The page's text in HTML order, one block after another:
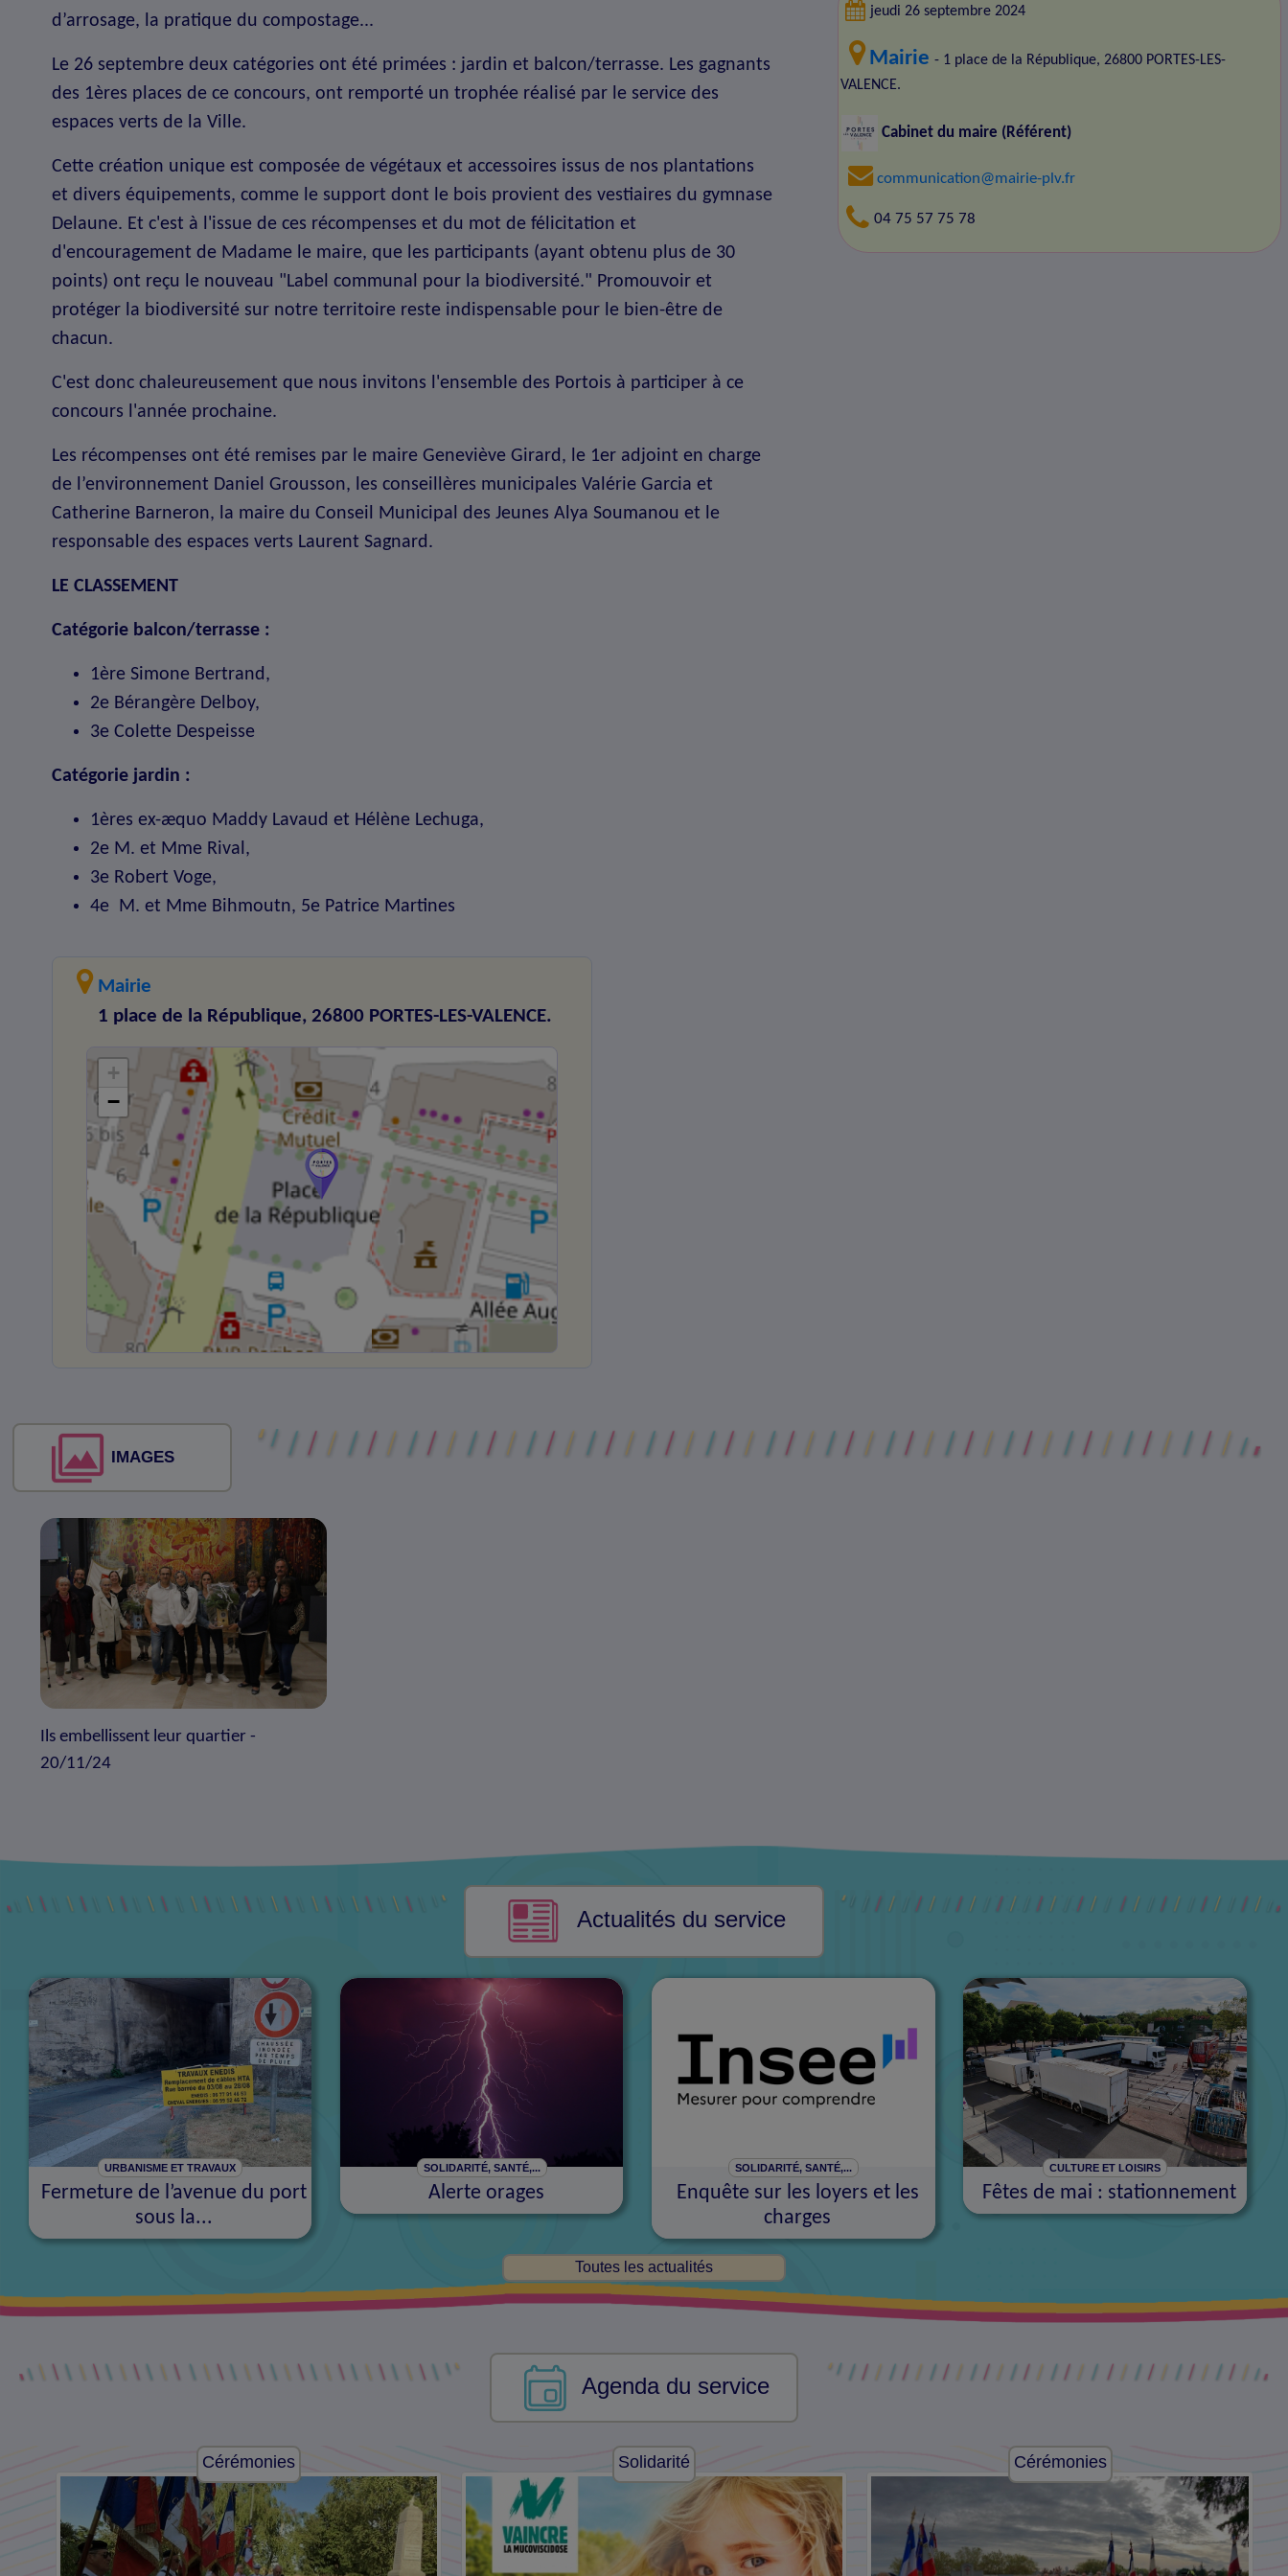
d’arrosage, la pratique du compostage...
Le 26 septembre deux catégories ont été primées : jardin et balcon/terrasse. Les gagnants
des 1ères places de ce concours, ont remporté un trophée réalisé par le service des
espaces verts de la Ville.
Cette création unique est composée de végétaux et accessoires issus de nos plantations
et divers équipements, comme le support dont le bois provient des vestiaires du gymnase
Delaune. Et c'est à l'issue de ces récompenses et du mot de félicitation et
d'encouragement de Madame le maire, que les participants (ayant obtenu plus de 30
points) ont reçu le nouveau "Label communal pour la biodiversité." Promouvoir et
protéger la biodiversité sur notre territoire reste indispensable pour le bien-être de
chacun.
C'est donc chaleureusement que nous invitons l'ensemble des Portois à participer à ce
concours l'année prochaine.
Les récompenses ont été remises par le maire Geneviève Girard, le 1er adjoint en charge
de l’environnement Daniel Grousson, les conseillères municipales Valérie Garcia et
Catherine Barneron, la maire du Conseil Municipal des Jeunes Alya Soumanou et le
responsable des espaces verts Laurent Sagnard.
LE CLASSEMENT
Catégorie balcon/terrasse :
1ère Simone Bertrand,
2e Bérangère Delboy,
3e Colette Despeisse
Catégorie jardin :
1ères ex-æquo Maddy Lavaud et Hélène Lechuga,
2e M. et Mme Rival,
3e Robert Voge,
4e M. et Mme Bihmoutn, 5e Patrice Martines
Mairie
1 place de la République, 26800 PORTES-LES-VALENCE.
+
−
jeudi 26 septembre 2024
Mairie- 1 place de la République, 26800 PORTES-LES-
VALENCE.
Cabinet du maire (Référent)
communication@mairie-plv.fr
04 75 57 75 78
IMAGES
Ils embellissent leur quartier -
20/11/24
Actualités du service
URBANISME ET TRAVAUX
Fermeture de l’avenue du port
sous la...
SOLIDARITÉ, SANTÉ,...
Alerte orages
SOLIDARITÉ, SANTÉ,...
Enquête sur les loyers et les
charges
CULTURE ET LOISIRS
Fêtes de mai : stationnement
Toutes les actualités
Agenda du service
Solidarité Cérémonies Cérémonies